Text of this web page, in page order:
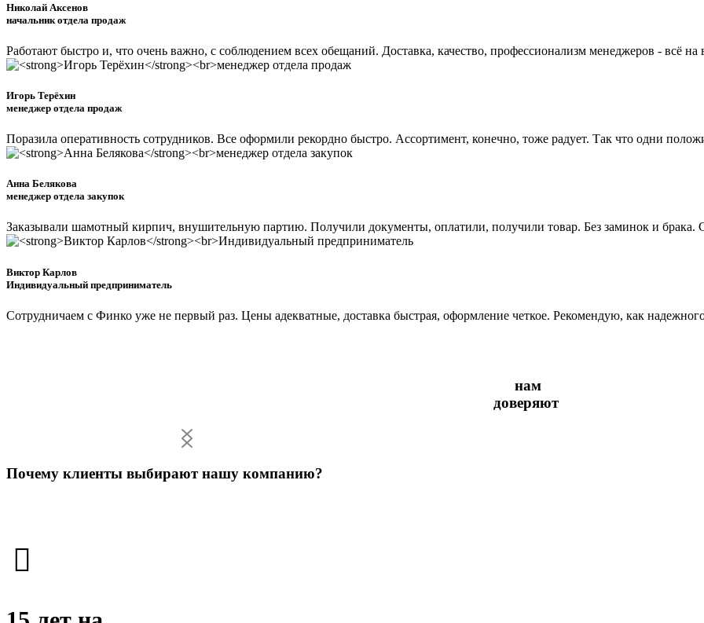
Николай Аксенов
начальник отдела продаж
Работают быстро и, что очень важно, с соблюдением всех обещаний. Доставка, качество, профессионализм менеджеров - всё на
Игорь Терёхин
менеджер отдела продаж
Поразила оперативность сотрудников. Все оформили рекордно быстро. Ассортимент, конечно, тоже радует. Так что одни
Анна Белякова
менеджер отдела закупок
Заказывали шамотный кирпич, внушительную партию. Получили документы, оплатили, получили товар. Без заминок и брака.
Виктор Карлов
Индивидуальный предприниматель
Сотрудничаем с Финко уже не первый раз. Цены адекватные, доставка быстрая, оформление четкое. Рекомендую, как
нам
доверяют
Почему клиенты выбирают нашу компанию?